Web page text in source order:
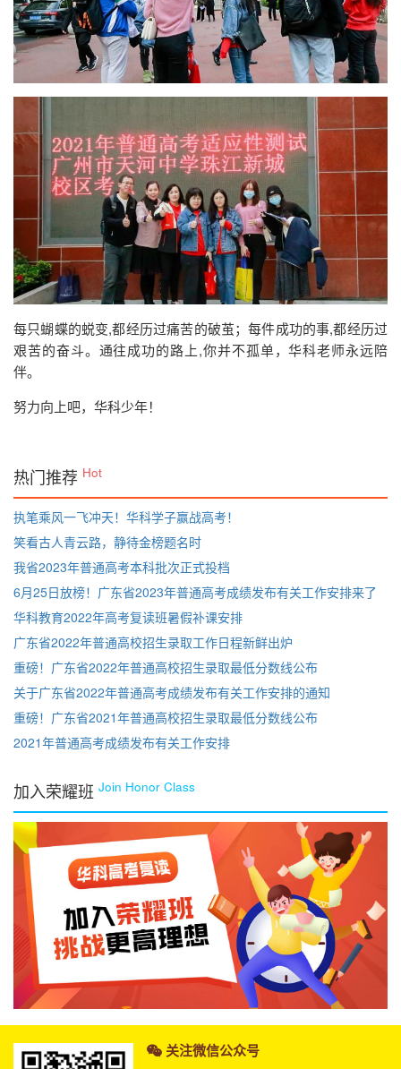
每只蝴蝶的蜕变,都经历过痛苦的破茧；每件成功的事,都经历过
艰苦的奋斗。通往成功的路上,你并不孤单，华科老师永远陪
伴。
努力向上吧，华科少年！
热门推荐 Hot
执笔乘风一飞冲天！华科学子赢战高考！
笑看古人青云路，静待金榜题名时
我省2023年普通高考本科批次正式投档
6月25日放榜！广东省2023年普通高考成绩发布有关工作安排来了
华科教育2022年高考复读班暑假补课安排
广东省2022年普通高校招生录取工作日程新鲜出炉
重磅！广东省2022年普通高校招生录取最低分数线公布
关于广东省2022年普通高考成绩发布有关工作安排的通知
重磅！广东省2021年普通高校招生录取最低分数线公布
2021年普通高考成绩发布有关工作安排
加入荣耀班 Join Honor Class
关注微信公众号